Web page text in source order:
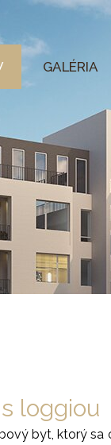
GALÉRIA
loggiou
byt, ktorý